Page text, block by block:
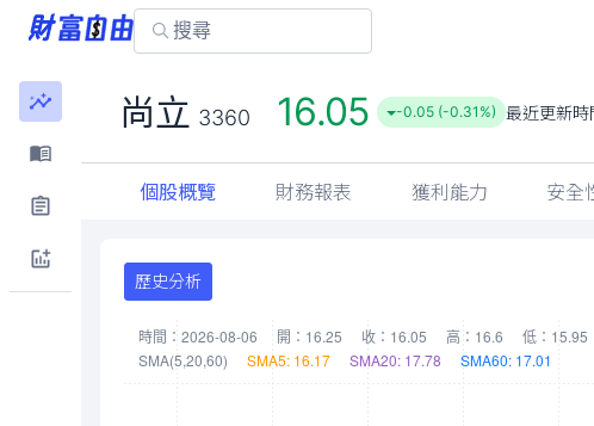
尚立 3360 16.05 -0.05 (-0.31%) 最近更新時
個股概覽 財務報表 獲利能力 安全
歷史分析